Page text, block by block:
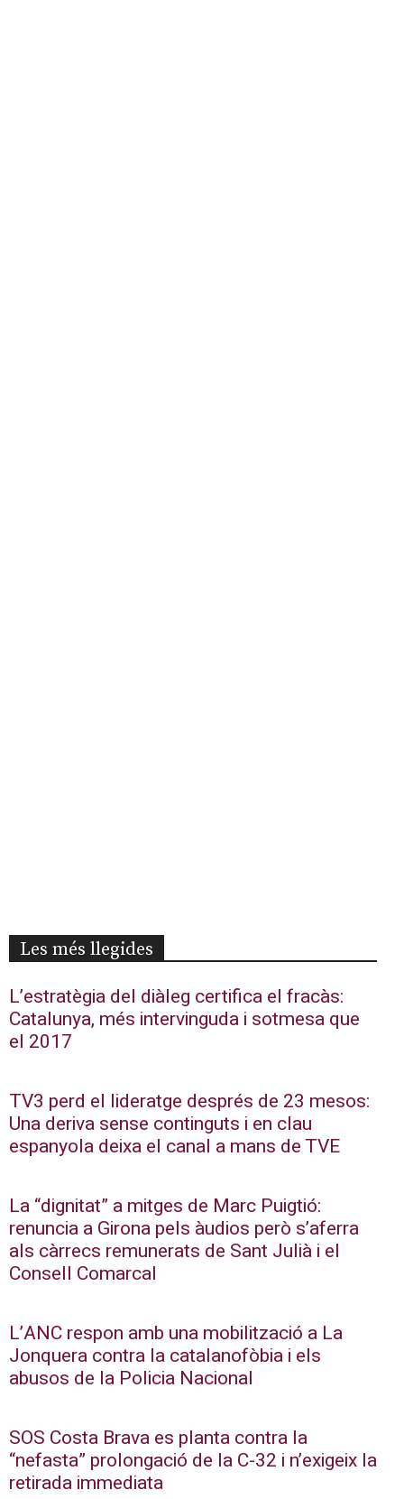
Les més llegides
L’estratègia del diàleg certifica el fracàs:
Catalunya, més intervinguda i sotmesa que
el 2017
TV3 perd el lideratge després de 23 mesos:
Una deriva sense continguts i en clau
espanyola deixa el canal a mans de TVE
La “dignitat” a mitges de Marc Puigtió:
renuncia a Girona pels àudios però s’aferra
als càrrecs remunerats de Sant Julià i el
Consell Comarcal
L’ANC respon amb una mobilització a La
Jonquera contra la catalanofòbia i els
abusos de la Policia Nacional
SOS Costa Brava es planta contra la
“nefasta” prolongació de la C-32 i n’exigeix la
retirada immediata